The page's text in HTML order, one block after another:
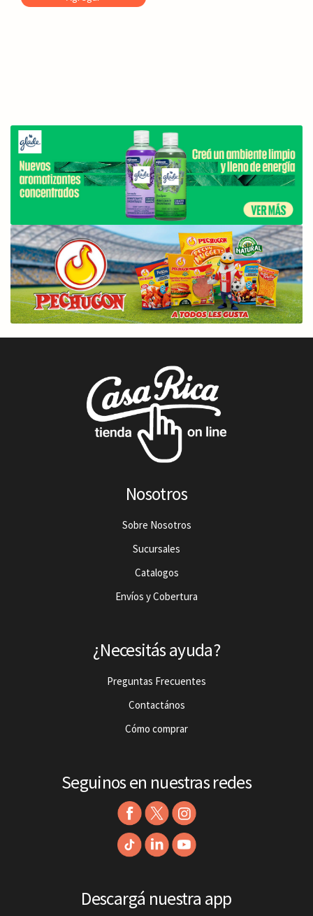
Nosotros
Sobre Nosotros
Sucursales
Catalogos
Envíos y Cobertura
¿Necesitás ayuda?
Preguntas Frecuentes
Contactános
Cómo comprar
Seguinos en nuestras redes
Descargá nuestra app